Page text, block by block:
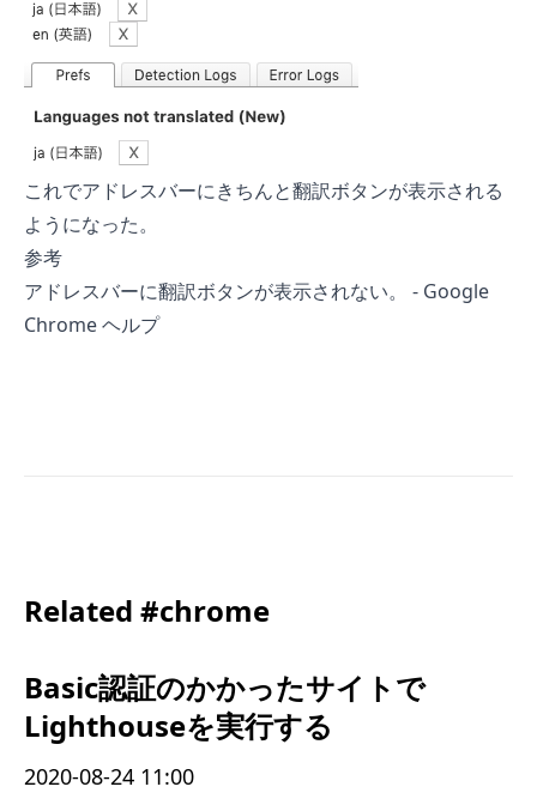
これでアドレスバーにきちんと翻訳ボタンが表示される
ようになった。
参考
アドレスバーに翻訳ボタンが表示されない。 - Google
Chrome ヘルプ
Related #chrome
Basic認証のかかったサイトで
Lighthouseを実行する
2020-08-24 11:00